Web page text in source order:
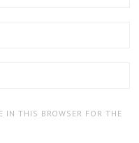
IN THIS BROWSER FOR THE